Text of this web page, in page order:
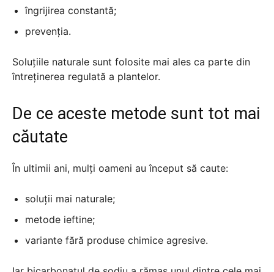
îngrijirea constantă;
prevenția.
Soluțiile naturale sunt folosite mai ales ca parte din
întreținerea regulată a plantelor.
De ce aceste metode sunt tot mai
căutate
În ultimii ani, mulți oameni au început să caute:
soluții mai naturale;
metode ieftine;
variante fără produse chimice agresive.